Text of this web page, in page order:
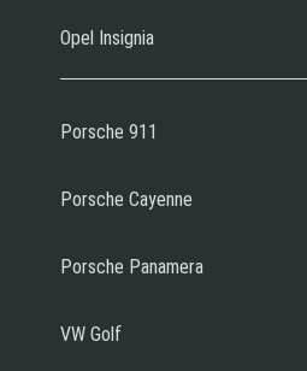
Opel Insignia
Porsche 911
Porsche Cayenne
Porsche Panamera
VW Golf